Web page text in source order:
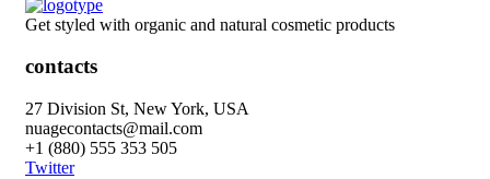
Get styled with organic and natural cosmetic products
contacts
27 Division St, New York, USA
nuagecontacts@mail.com
+1 (880) 555 353 505
Twitter